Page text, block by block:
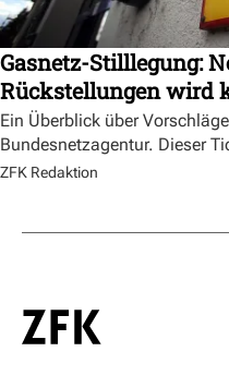
Gasnetz-Stilllegung:
Rückstellungen wird
Ein Überblick über
Bundesnetzagentur. Dieser
ZFK Redaktion